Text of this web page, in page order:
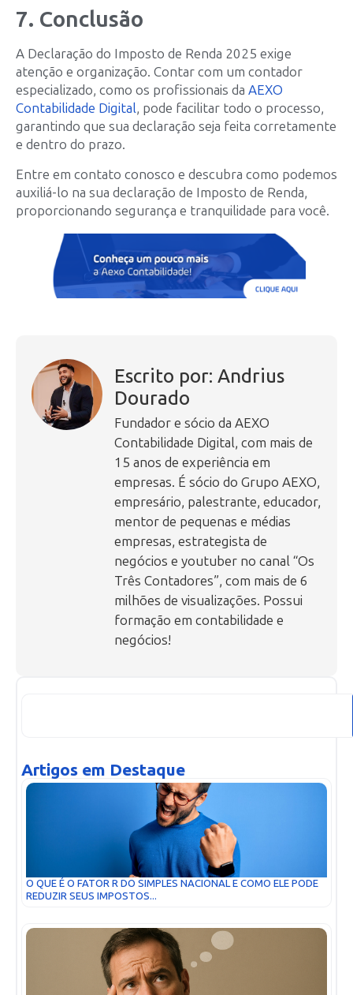
7. Conclusão
A Declaração do Imposto de Renda 2025 exige
atenção e organização. Contar com um contador
especializado, como os profissionais da AEXO
Contabilidade Digital, pode facilitar todo o processo,
garantindo que sua declaração seja feita corretamente
e dentro do prazo.
Entre em contato conosco e descubra como podemos
auxiliá-lo na sua declaração de Imposto de Renda,
proporcionando segurança e tranquilidade para você.
Escrito por: Andrius
Dourado
Fundador e sócio da AEXO
Contabilidade Digital, com mais de
15 anos de experiência em
empresas. É sócio do Grupo AEXO,
empresário, palestrante, educador,
mentor de pequenas e médias
empresas, estrategista de
negócios e youtuber no canal “Os
Três Contadores”, com mais de 6
milhões de visualizações. Possui
formação em contabilidade e
negócios!
Artigos em Destaque
O QUE É O FATOR R DO SIMPLES NACIONAL E COMO ELE PODE
REDUZIR SEUS IMPOSTOS...